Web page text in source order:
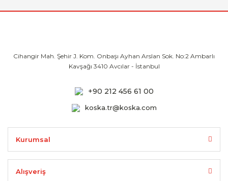
Cihangir Mah. Şehir J. Kom. Onbaşı Ayhan Arslan Sok. No:2 Ambarlı
Kavşağı 3410 Avcılar - İstanbul
+90 212 456 61 00
koska.tr@koska.com
Kurumsal
Alışveriş